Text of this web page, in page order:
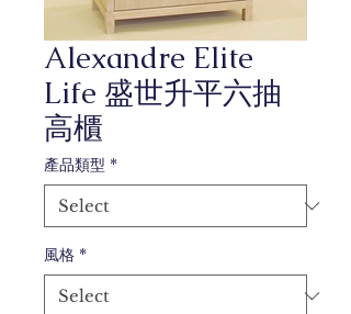
Alexandre Elite
Life 盛世升平六抽
高櫃
產品類型 *
風格 *